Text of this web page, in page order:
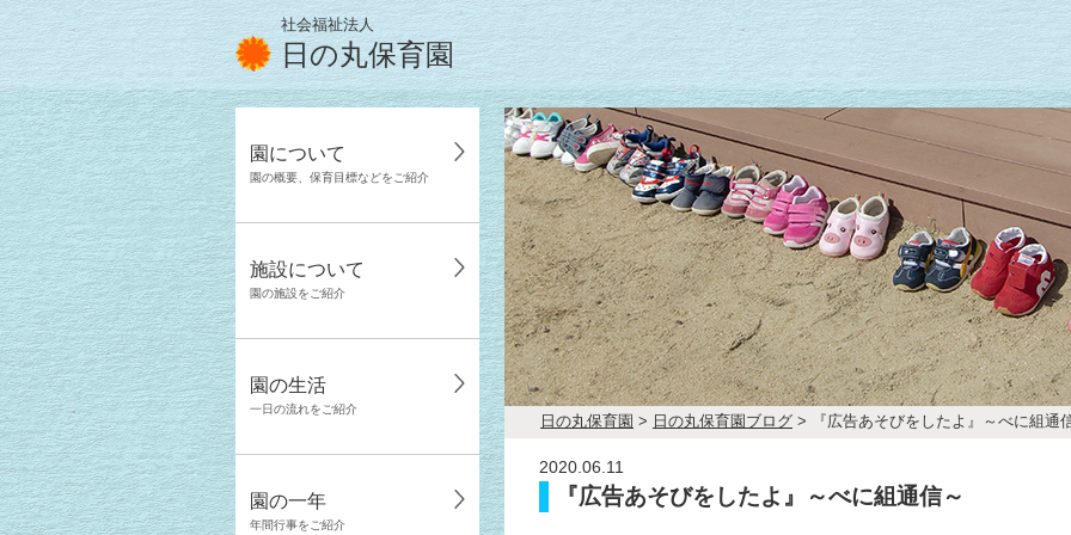
社会福祉法人
日の丸保育園
園について
園の概要、保育目標などをご紹介
施設について
園の施設をご紹介
園の生活
一日の流れをご紹介
園の一年
年間行事をご紹介
日の丸保育園 > 日の丸保育園ブログ > 『広告あそびをしたよ』～べに組通
2020.06.11
『広告あそびをしたよ』～べに組通信～